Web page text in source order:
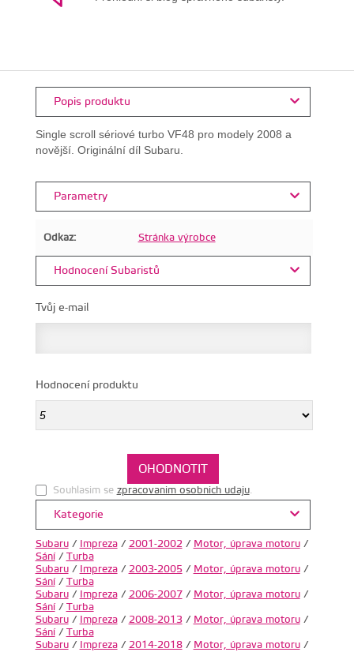
Popis produktu
Single scroll sériové turbo VF48 pro modely 2008 a
novější. Originální díl Subaru.
Parametry
Odkaz: Stránka výrobce
Hodnocení Subaristů
Tvůj e-mail
Hodnocení produktu
Souhlasim se zpracovanim osobnich udaju.
Kategorie
Subaru/ Impreza/ 2001-2002 / Motor, úprava motoru/
Sání/ Turba
Subaru/ Impreza/ 2003-2005/ Motor, úprava motoru/
Sání/ Turba
Subaru/ Impreza/ 2006-2007/ Motor, úprava motoru/
Sání/ Turba
Subaru/ Impreza/ 2008-2013/ Motor, úprava motoru/
Sání/ Turba
Subaru/ Impreza/ 2014-2018/ Motor, úprava motoru/